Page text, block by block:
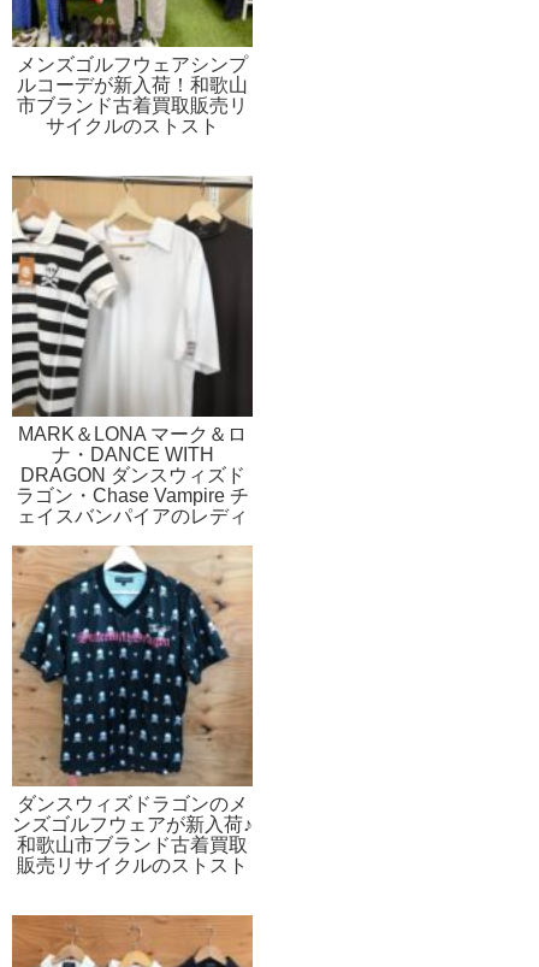
メンズゴルフウェアシンプ
ルコーデが新入荷！和歌山
市ブランド古着買取販売リ
サイクルのストスト
MARK＆LONA マーク＆ロ
ナ・DANCE WITH
DRAGON ダンスウィズド
ラゴン・Chase Vampire チ
ェイスバンパイアのレディ
が新入荷 和歌山ブランド
古着買取販売リサイクルの
ストスト
ダンスウィズドラゴンのメ
ンズゴルフウェアが新入荷♪
和歌山市ブランド古着買取
販売リサイクルのストスト